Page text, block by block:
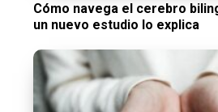
Cómo navega el cerebro
un nuevo estudio lo explica